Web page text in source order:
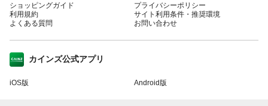
ショッピングガイド
利用規約
よくある質問
プライバシーポリシー
サイト利用条件・推奨環境
お問い合わせ
カインズ公式アプリ
iOS版 Android版